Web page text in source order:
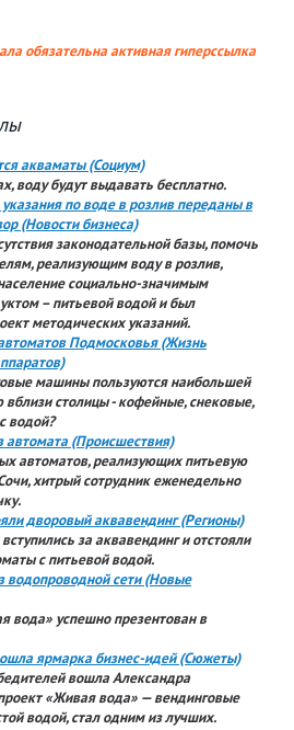
обязательна активная гиперссылка
акваматы (Социум)
воду будут выдавать бесплатно.
по воде в розлив переданы в
(Новости бизнеса)
законодательной базы, помочь
реализующим воду в розлив,
социально-значимым
– питьевой водой и был
методических указаний.
Подмосковья (Жизнь
машины пользуются наибольшей
вблизи столицы - кофейные, снековые,
водой?
автомата (Происшествия)
автоматов, реализующих питьевую
хитрый сотрудник еженедельно
дворовый аквавендинг (Регионы)
за аквавендинг и отстояли
с питьевой водой.
водопроводной сети (Новые
вода» успешно презентован в
ярмарка бизнес-идей (Сюжеты)
вошла Александра
«Живая вода» — вендинговые
водой, стал одним из лучших.